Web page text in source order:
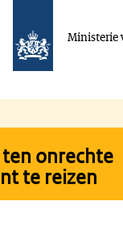
Ministerie
ten onrechte
te reizen